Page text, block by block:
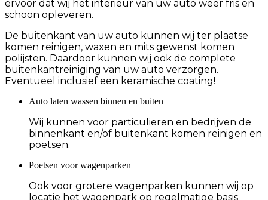
ervoor dat wij het interieur van uw auto weer fris en
schoon opleveren.
De buitenkant van uw auto kunnen wij ter plaatse
komen reinigen, waxen en mits gewenst komen
polijsten. Daardoor kunnen wij ook de complete
buitenkantreiniging van uw auto verzorgen.
Eventueel inclusief een keramische coating!
Auto laten wassen binnen en buiten
Wij kunnen voor particulieren en bedrijven de
binnenkant en/of buitenkant komen reinigen en
poetsen.
Poetsen voor wagenparken
Ook voor grotere wagenparken kunnen wij op
locatie het wagenpark op regelmatige basis